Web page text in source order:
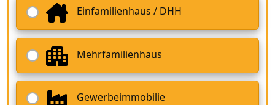
Einfamilienhaus / DHH
Mehrfamilienhaus
Gewerbeimmobilie